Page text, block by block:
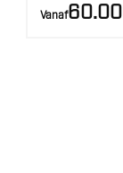
Vanaf60.00